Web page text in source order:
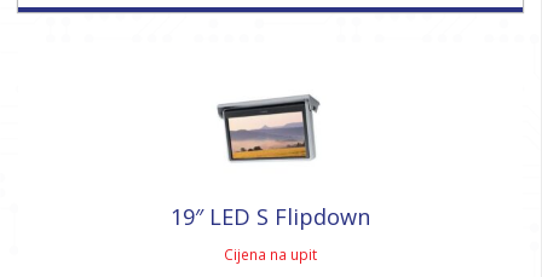
19″ LED S Flipdown
Cijena na upit